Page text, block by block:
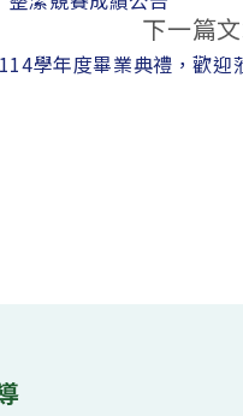
下一篇
114學年度畢業典禮，歡迎